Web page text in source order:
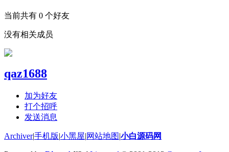
当前共有 0 个好友
没有相关成员
qaz1688
加为好友
打个招呼
发送消息
Archiver|手机版|小黑屋|网站地图|小白源码网